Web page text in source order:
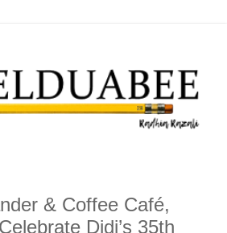
& Coffee Café,
Didi’s 35th